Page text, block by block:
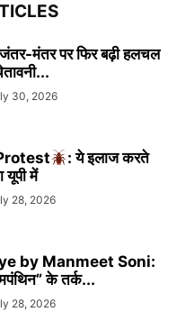
मंतर पर फिर बढ़ी हलचल
30, 2026
: ये इलाज करते
यूपी में
28, 2026
by Manmeet Soni:
के तर्क...
28, 2026